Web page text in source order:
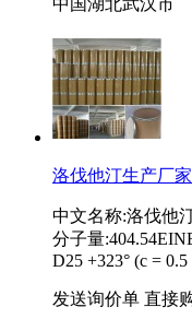
中国湖北武汉市
洛伐他汀生产厂
中文名称:洛伐他
分子量
D25 +323° (c = 0.5
发送询价单 直接